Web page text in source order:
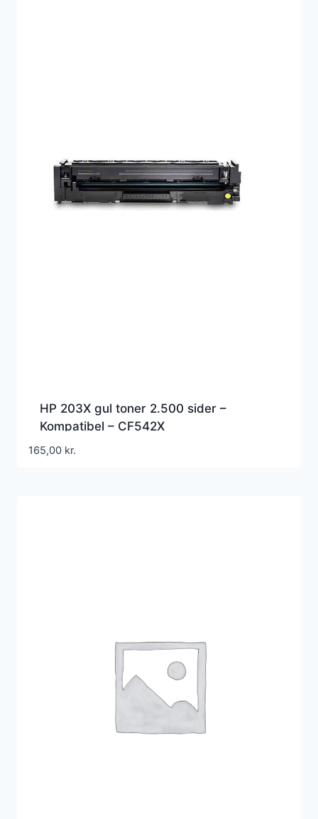
HP 203X gul toner 2.500 sider –
Kompatibel – CF542X
165,00 kr.